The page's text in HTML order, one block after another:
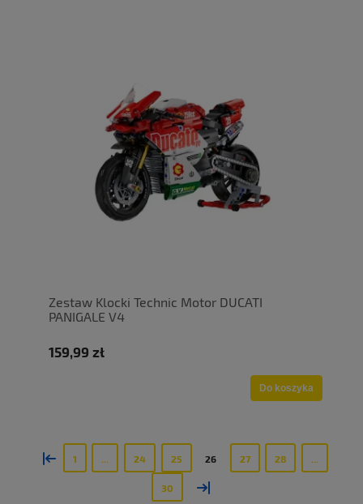
Zestaw Klocki Technic Motor DUCATI
PANIGALE V4
159,99 zł
Do koszyka
« 1 ... 24 25 26 27 28 ...
30 »